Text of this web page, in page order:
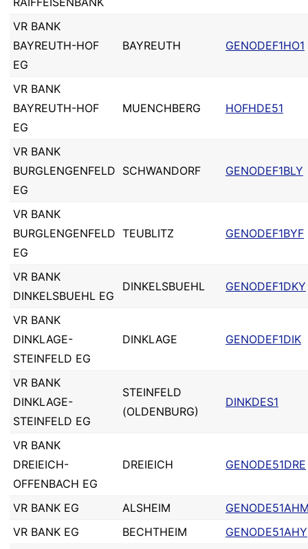
VR BANK
BAYREUTH-HOF
EG
BAYREUTH GENODEF1HO1
VR BANK
BAYREUTH-HOF
EG
MUENCHBERG HOFHDE51
VR BANK
BURGLENGENFELD
EG
SCHWANDORF GENODEF1BLY
VR BANK
BURGLENGENFELD
EG
TEUBLITZ GENODEF1BYF
VR BANK
DINKELSBUEHL EG
DINKELSBUEHL GENODEF1DKY
VR BANK
DINKLAGE-
STEINFELD EG
DINKLAGE GENODEF1DIK
VR BANK
DINKLAGE-
STEINFELD EG
STEINFELD
(OLDENBURG)
DINKDES1
VR BANK
DREIEICH-
OFFENBACH EG
DREIEICH GENODE51DRE
VR BANK EG ALSHEIM
VR BANK EG
BECHTHEIM GENODE51AHY